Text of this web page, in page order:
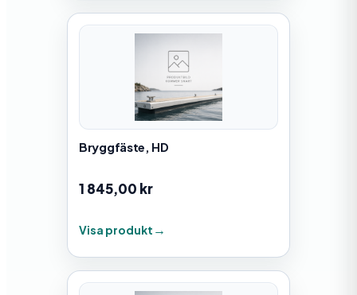
Bryggfäste, HD
1 845,00 kr
Visa produkt